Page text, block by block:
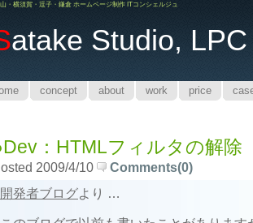
・横須賀・逗子・鎌倉 ホームページ制作 ITコンシェルジュ
atake Studio, LPC
concept about work price
：HTMLフィルタの解除
2009/4/10
Comments(0)
開発者ブログより …